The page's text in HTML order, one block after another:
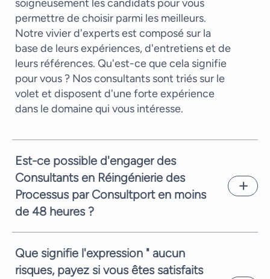
soigneusement les candidats pour vous
permettre de choisir parmi les meilleurs.
Notre vivier d'experts est composé sur la
base de leurs expériences, d'entretiens et de
leurs références. Qu'est-ce que cela signifie
pour vous ? Nos consultants sont triés sur le
volet et disposent d'une forte expérience
dans le domaine qui vous intéresse.
Est-ce possible d'engager des
Consultants en Réingénierie des
Processus par Consultport en moins
de 48 heures ?
ouvrés. Cela dépend de la complexité de la
demande et de la disponibilité des
Que signifie l'expression " aucun
risques, payez si vous êtes satisfaits